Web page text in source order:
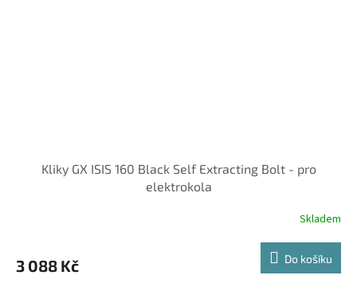
Kliky GX ISIS 160 Black Self Extracting Bolt - pro
elektrokola
Skladem
3 088 Kč Do košíku